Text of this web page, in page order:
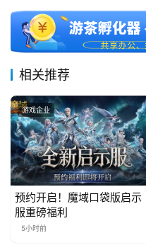
7
月
3
0
日
游
茶
对
相关推荐
游戏企业
预约开启！魔域口袋版启示
服重磅福利
5小时前